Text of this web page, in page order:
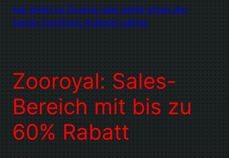
hier direkt zu Zooplus oder weiter unten den
besten Cashback-Anbieter wählen
Zooroyal: Sales-
Bereich mit bis zu
60% Rabatt